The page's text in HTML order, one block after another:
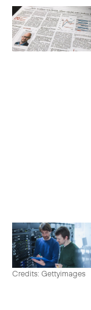
Credits: Gettyimages